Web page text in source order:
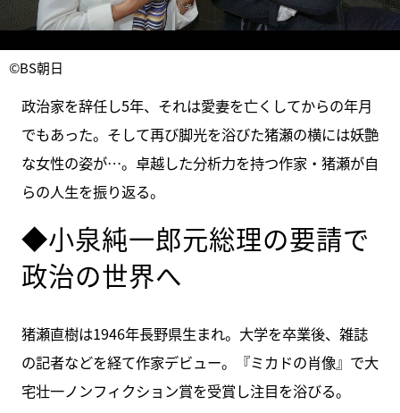
©BS朝日
政治家を辞任し5年、それは愛妻を亡くしてからの年月
でもあった。そして再び脚光を浴びた猪瀬の横には妖艶
な女性の姿が…。卓越した分析力を持つ作家・猪瀬が自
らの人生を振り返る。
◆小泉純一郎元総理の要請で
政治の世界へ
猪瀬直樹は1946年長野県生まれ。大学を卒業後、雑誌
の記者などを経て作家デビュー。『ミカドの肖像』で大
宅壮一ノンフィクション賞を受賞し注目を浴びる。